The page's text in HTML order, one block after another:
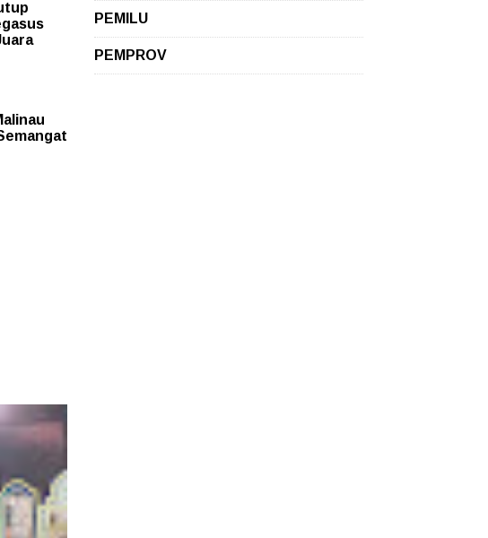
PEMILU
PEMPROV